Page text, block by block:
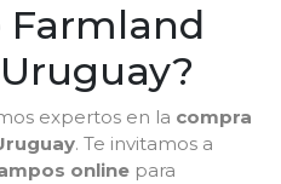
Farmland
expertos en la compra
. Te invitamos a
online para